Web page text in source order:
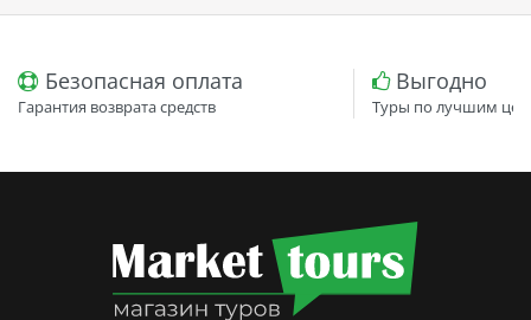
Безопасная оплата
Гарантия возврата средств
Выгодно
Туры по лучшим